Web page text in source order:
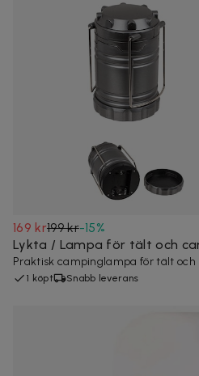
169 kr199 kr-15%
Lykta / Lampa för tält och
Praktisk campinglampa för tält
1 köpt Snabb leverans